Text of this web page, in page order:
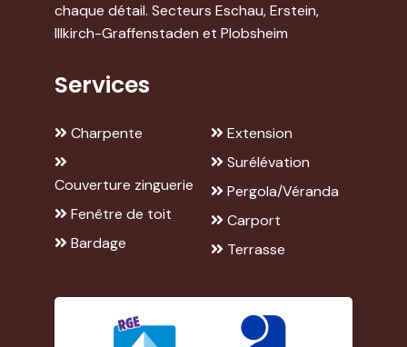
chaque détail. Secteurs Eschau, Erstein,
Illkirch-Graffenstaden et Plobsheim
Services
Charpente
Couverture zinguerie
Fenêtre de toit
Bardage
Extension
Surélévation
Pergola/Véranda
Carport
Terrasse